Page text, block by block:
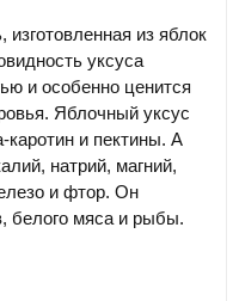
из яблок
уксуса
и особенно ценится
Яблочный уксус
каротин и пектины. А
натрий, магний,
и фтор. Он
белого мяса и рыбы.